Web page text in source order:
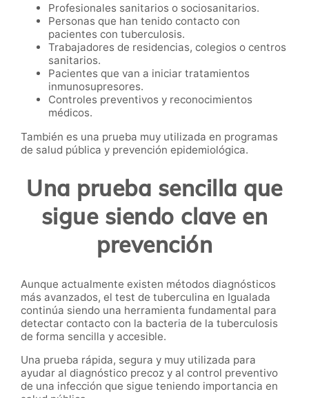
Profesionales sanitarios o sociosanitarios.
Personas que han tenido contacto con
pacientes con tuberculosis.
Trabajadores de residencias, colegios o centros
sanitarios.
Pacientes que van a iniciar tratamientos
inmunosupresores.
Controles preventivos y reconocimientos
médicos.
También es una prueba muy utilizada en programas
de salud pública y prevención epidemiológica.
Una prueba sencilla que
sigue siendo clave en
prevención
Aunque actualmente existen métodos diagnósticos
más avanzados, el test de tuberculina en Igualada
continúa siendo una herramienta fundamental para
detectar contacto con la bacteria de la tuberculosis
de forma sencilla y accesible.
Una prueba rápida, segura y muy utilizada para
ayudar al diagnóstico precoz y al control preventivo
de una infección que sigue teniendo importancia en